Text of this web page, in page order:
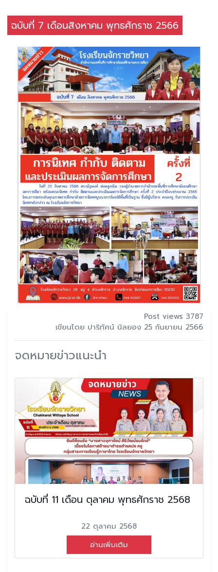
ฉบับที่ 7 เดือนสิงหาคม พุทธศักราช 2566
Post views 3787
เขียนโดย ปาริทัศน์ นิลยอง 25 กันยายน 2566
จดหมายข่าวแนะนำ
ฉบับที่ 11 เดือน ตุลาคม พุทธศักราช 2568
22 ตุลาคม 2568
อ่านเพิ่มเติม